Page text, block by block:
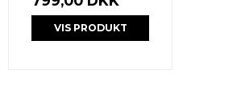
VIS PRODUKT